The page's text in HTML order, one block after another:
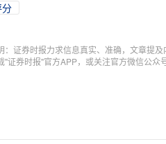
：证券时报力求信息真实、准确，文章提
"证券时报"官方APP，或关注官方微信公